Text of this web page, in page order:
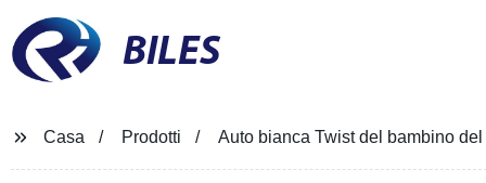
BILES
Casa Prodotti Auto bianca Twist del bambino